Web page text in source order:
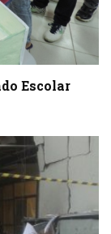
Escolar